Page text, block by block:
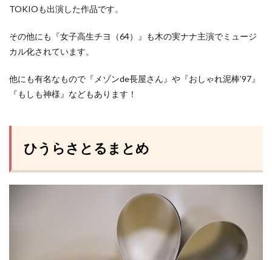
TOKIOも出演した作品です。
その他にも『女子高生チヨ（64）』も木の実ナナ主演でミュージ
カル化されています。
他にも有名なもので『メゾンde長屋さん』や『おしゃれ泥棒’97』
『もしも神様』などもあります！
ひうらさとるまとめ